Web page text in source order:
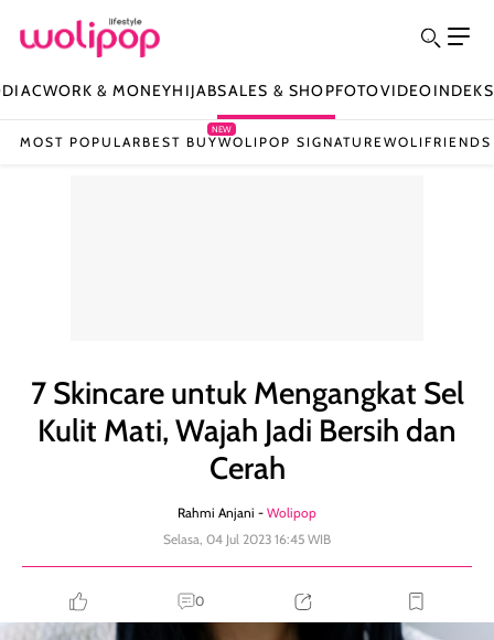
WORK & MONEYHIJABSALES & SHOPFOTOVIDEOINDEKS
MOST POPULAR BEST BUY
NEW
WOLIPOP SIGNATUREWOLIFRIENDS
7 Skincare untuk Mengangkat Sel
Kulit Mati, Wajah Jadi Bersih dan
Cerah
Rahmi Anjani - Wolipop
Selasa, 04 Jul 2023 16:45 WIB
0